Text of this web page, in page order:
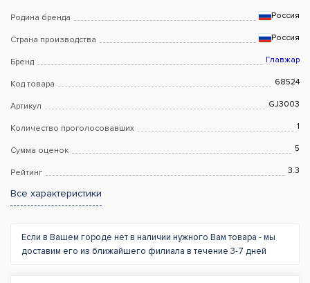
Родина бренда Россия
Страна производства Россия
Бренд Главжар
Код товара 68524
Артикул GJ3003
Количество проголосовавших 1
Сумма оценок 5
Рейтинг 3.3
Все характеристики
Если в Вашем городе нет в наличии нужного Вам товара - мы
доставим его из ближайшего филиала в течение 3-7 дней